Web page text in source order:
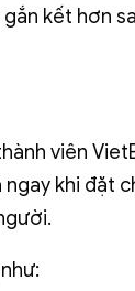
kết hơn
viên
khi đặt